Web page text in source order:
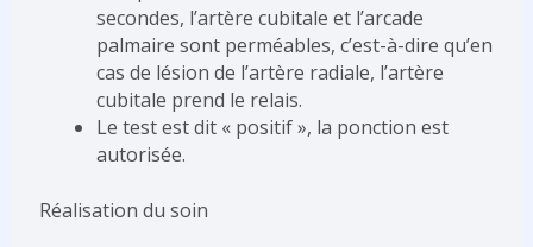
secondes, l’artère cubitale et l’arcade
palmaire sont perméables, c’est-à-dire qu’en
cas de lésion de l’artère radiale, l’artère
cubitale prend le relais.
Le test est dit « positif », la ponction est
autorisée.
Réalisation du soin